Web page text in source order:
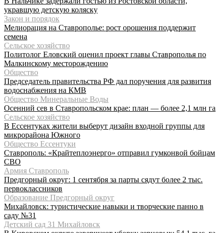
укравшую детскую коляску
Закон и порядок
Мелиорация на Ставрополье: рост орошения поддержит
семена
Сельское хозяйство
Политолог Еловский оценил проект главы Ставрополья по
Малкинскому месторождению
Общество
Председатель правительства РФ дал поручения для развития
водоснабжения на КМВ
Общество Минеральные Воды
Осенний сев в Ставропольском крае: план — более 2,1 млн га
Сельское хозяйство
В Ессентуках жители выберут дизайн входной группы для
микрорайона Южного
Общество Ессентуки
Ставрополь: «Крайтеплоэнерго» отправил гумконвой бойцам
СВО
Армия Ставрополь
Предгорный округ: 1 сентября за парты сядут более 2 тыс.
первоклассников
Образование Предгорный округ
Михайловск: туристические навыки и творческие панно в
саду №31
Детский сад 31 Михайловск